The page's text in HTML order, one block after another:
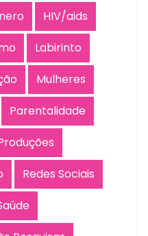
HIV/aids
Labirinto
Mulheres
Parentalidade
Redes Sociais